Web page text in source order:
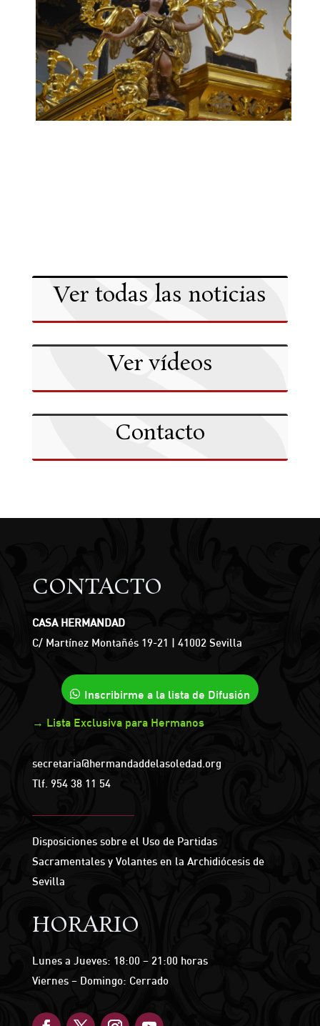
Ver todas las noticias
Ver vídeos
Contacto
CONTACTO
CASA HERMANDAD
C/ Martínez Montañés 19-21 | 41002 Sevilla
Inscribirme a la lista de Difusión
→ Lista Exclusiva para Hermanos
secretaria@hermandaddelasoledad.org
Tlf. 954 38 11 54
Disposiciones sobre el Uso de Partidas
Sacramentales y Volantes en la Archidiócesis de
Sevilla
HORARIO
Lunes a Jueves: 18:00 – 21:00 horas
Viernes – Domingo: Cerrado